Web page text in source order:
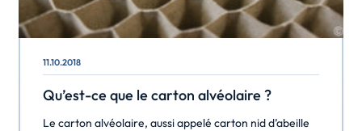
11.10.2018
Qu’est-ce que le carton alvéolaire ?
Le carton alvéolaire, aussi appelé carton nid d’abeille